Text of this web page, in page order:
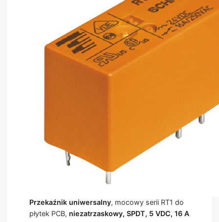
Przekaźnik uniwersalny, mocowy serii RT1 do
płytek PCB, niezatrzaskowy, SPDT, 5 VDC, 16 A